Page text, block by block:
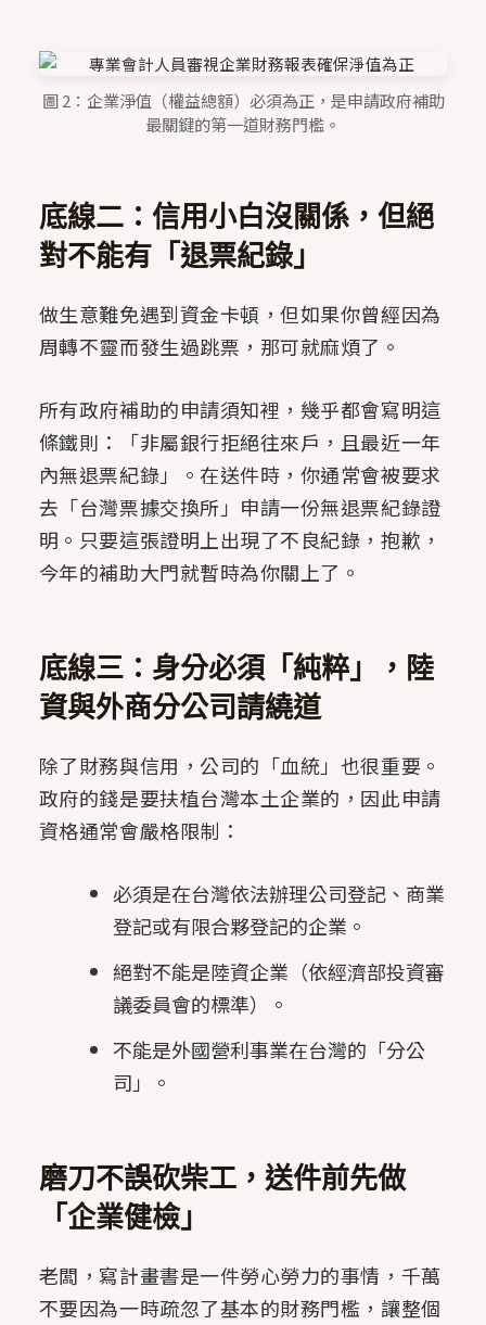
圖 2：企業淨值（權益總額）必須為正，是申請政府補助
最關鍵的第一道財務門檻。
底線二：信用小白沒關係，但絕
對不能有「退票紀錄」
做生意難免遇到資金卡頓，但如果你曾經因為
周轉不靈而發生過跳票，那可就麻煩了。
所有政府補助的申請須知裡，幾乎都會寫明這
條鐵則：「非屬銀行拒絕往來戶，且最近一年
內無退票紀錄」。在送件時，你通常會被要求
去「台灣票據交換所」申請一份無退票紀錄證
明。只要這張證明上出現了不良紀錄，抱歉，
今年的補助大門就暫時為你關上了。
底線三：身分必須「純粹」，陸
資與外商分公司請繞道
除了財務與信用，公司的「血統」也很重要。
政府的錢是要扶植台灣本土企業的，因此申請
資格通常會嚴格限制：
必須是在台灣依法辦理公司登記、商業
登記或有限合夥登記的企業。
絕對不能是陸資企業（依經濟部投資審
議委員會的標準）。
不能是外國營利事業在台灣的「分公
司」。
磨刀不誤砍柴工，送件前先做
「企業健檢」
老闆，寫計畫書是一件勞心勞力的事情，千萬
不要因為一時疏忽了基本的財務門檻，讓整個